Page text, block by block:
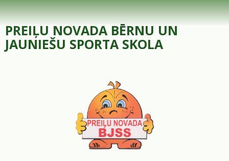
Skip
to
content
PREIĻU NOVADA BĒRNU UN
JAUNIEŠU SPORTA SKOLA